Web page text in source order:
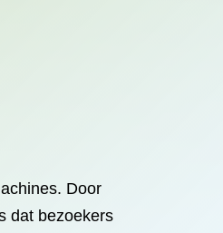
Door
dat bezoekers